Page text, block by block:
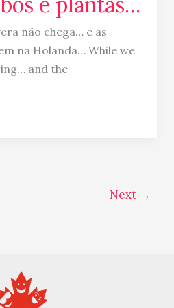
não chega… e as
na Holanda… While we
and the
Next →